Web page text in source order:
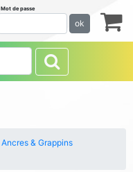
Mot de passe
ok
Ancres & Grappins